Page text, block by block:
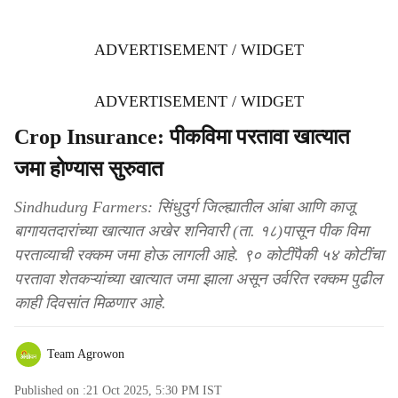
ADVERTISEMENT / WIDGET
ADVERTISEMENT / WIDGET
Crop Insurance: पीकविमा परतावा खात्यात
जमा होण्यास सुरुवात
Sindhudurg Farmers: सिंधुदुर्ग जिल्ह्यातील आंबा आणि काजू
बागायतदारांच्या खात्यात अखेर शनिवारी (ता. १८)पासून पीक विमा
परताव्याची रक्कम जमा होऊ लागली आहे. ९० कोटींपैकी ५४ कोटींचा
परतावा शेतकऱ्यांच्या खात्यात जमा झाला असून उर्वरित रक्कम पुढील
काही दिवसांत मिळणार आहे.
Team Agrowon
Published on :21 Oct 2025, 5:30 PM IST